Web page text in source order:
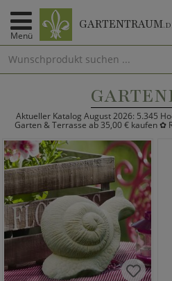
Menü
GARTENTRAUM
Aktueller Katalog August 2026: 5.345
Garten & Terrasse ab 35,00 € kaufen ✿